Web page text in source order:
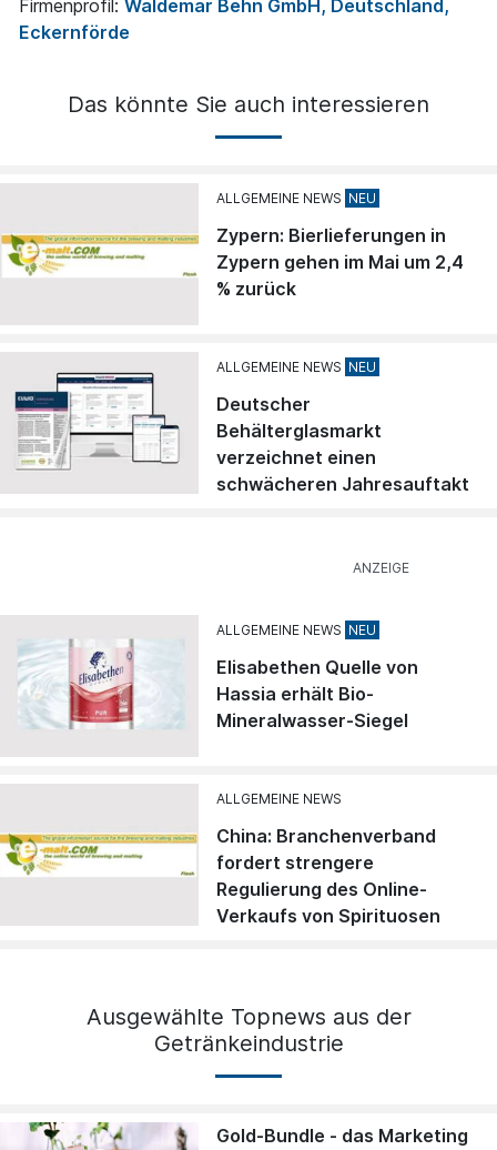
Firmenprofil: Waldemar Behn GmbH, Deutschland,
Eckernförde
Das könnte Sie auch interessieren
ALLGEMEINE NEWS
Zypern: Bierlieferungen in
Zypern gehen im Mai um 2,4
% zurück
ALLGEMEINE NEWS
Deutscher
Behälterglasmarkt
verzeichnet einen
schwächeren Jahresauftakt
ALLGEMEINE NEWS
Elisabethen Quelle von
Hassia erhält Bio-
Mineralwasser-Siegel
ALLGEMEINE NEWS
China: Branchenverband
fordert strengere
Regulierung des Online-
Verkaufs von Spirituosen
Ausgewählte Topnews aus der
Getränkeindustrie
Gold-Bundle - das Marketing